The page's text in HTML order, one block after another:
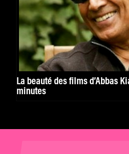
La beauté des films d’Abbas
minutes